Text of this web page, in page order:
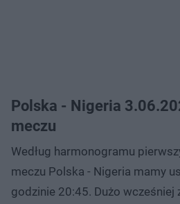
Polska - Nigeria
meczu
Według harmonogramu
meczu Polska - Nigeria mamy
godzinie 20:45. Dużo wcześniej